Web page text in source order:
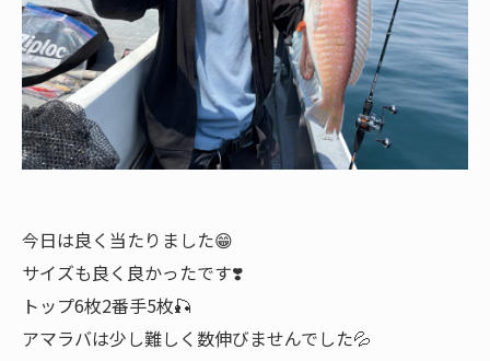
今日は良く当たりました😁
サイズも良く良かったです❣️
トップ6枚2番手5枚🎣
アマラバは少し難しく数伸びませんでした💦